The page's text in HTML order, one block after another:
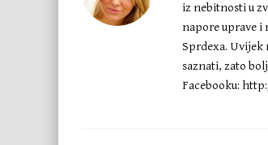
iz nebitnosti u
napore uprave i
Sprdexa. Uvijek
saznati, zato
Facebooku: